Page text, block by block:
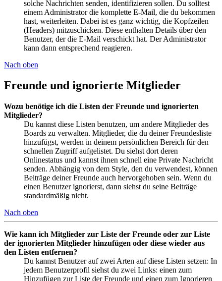
solche Nachrichten senden, identifizieren sollen. Du solltest
einem Administrator die komplette E-Mail, die du bekommen
hast, weiterleiten. Dabei ist es ganz wichtig, die Kopfzeilen
(Headers) mitzuschicken. Diese enthalten Details über den
Benutzer, der die E-Mail verschickt hat. Der Administrator
kann dann entsprechend reagieren.
Nach oben
Freunde und ignorierte Mitglieder
Wozu benötige ich die Listen der Freunde und ignorierten
Mitglieder?
Du kannst diese Listen benutzen, um andere Mitglieder des
Boards zu verwalten. Mitglieder, die du deiner Freundesliste
hinzufügst, werden in deinem persönlichen Bereich für den
schnellen Zugriff aufgelistet. Du siehst dort deren
Onlinestatus und kannst ihnen schnell eine Private Nachricht
senden. Abhängig von dem Style, den du verwendest, können
Beiträge deiner Freunde auch hervorgehoben sein. Wenn du
einen Benutzer ignorierst, dann siehst du seine Beiträge
standardmäßig nicht.
Nach oben
Wie kann ich Mitglieder zur Liste der Freunde oder zur Liste
der ignorierten Mitglieder hinzufügen oder diese wieder aus
den Listen entfernen?
Du kannst Benutzer auf zwei Arten auf diese Listen setzen: In
jedem Benutzerprofil siehst du zwei Links: einen zum
Hinzufügen zur Liste der Freunde und einen zum Ignorieren